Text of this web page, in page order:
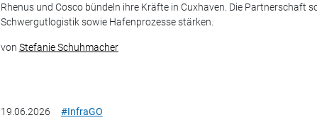
Rhenus und Cosco bündeln ihre Kräfte in Cuxhaven. Die Partnerschaft
Schwergutlogistik sowie Hafenprozesse stärken.
von Stefanie Schuhmacher
19.06.2026 #InfraGO